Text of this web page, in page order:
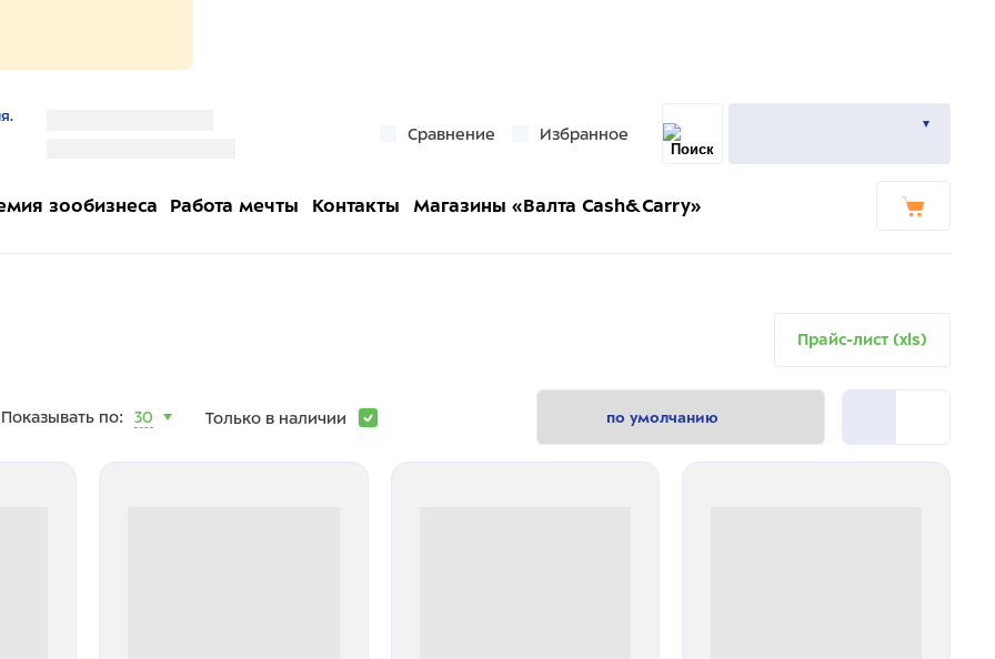
Сравнение Избранное
зообизнеса Работа мечты Контакты Магазины «Валта Cash&Carry»
Прайс-лист (xls)
Показывать по: 30 Только в наличии